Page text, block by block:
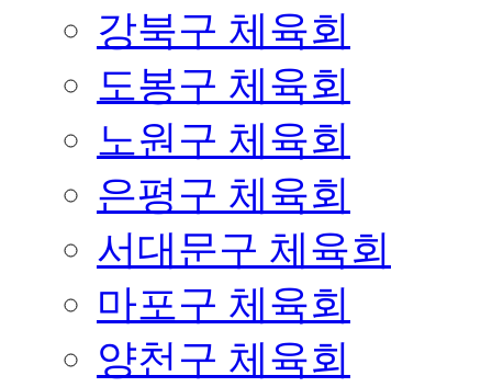
강북구 체육회
도봉구 체육회
노원구 체육회
은평구 체육회
서대문구 체육회
마포구 체육회
양천구 체육회